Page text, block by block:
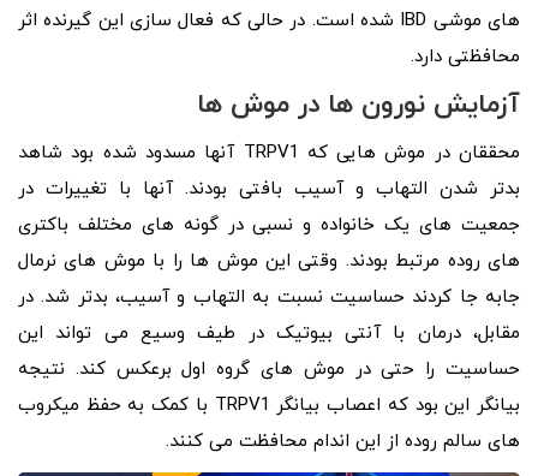
های موشی IBD شده است. در حالی که فعال سازی این گیرنده اثر
محافظتی دارد.
آزمایش نورون ها در موش ها
محققان در موش هایی که TRPV1 آنها مسدود شده بود شاهد
بدتر شدن التهاب و آسیب بافتی بودند. آنها با تغییرات در
جمعیت های یک خانواده و نسبی در گونه های مختلف باکتری
های روده مرتبط بودند. وقتی این موش ها را با موش های نرمال
جابه جا کردند حساسیت نسبت به التهاب و آسیب، بدتر شد. در
مقابل، درمان با آنتی بیوتیک در طیف وسیع می تواند این
حساسیت را حتی در موش های گروه اول برعکس کند. نتیجه
بیانگر این بود که اعصاب بیانگر TRPV1 با کمک به حفظ میکروب
های سالم روده از این اندام محافظت می کنند.